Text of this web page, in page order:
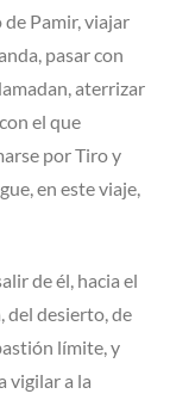
Pamir, viajar
pasar con
aterrizar
el que
por Tiro y
en este viaje,
de él, hacia el
del desierto, de
límite, y
vigilar a la